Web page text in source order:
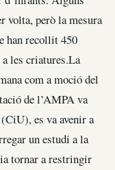
volta, però la mesura
han recollit 450
les criatures.La
com a moció del
de l’AMPA va
es va avenir a
un estudi a la
tornar a restringir